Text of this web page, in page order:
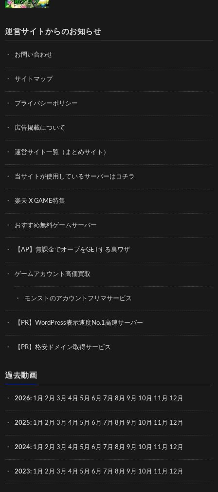
運営サイトからのお知らせ
お問い合わせ
サイトマップ
プライバシーポリシー
広告掲載について
運営サイト一覧（まとめサイト）
当サイトが使用しているサーバーはコチラ
楽天 X GAME特集
おすすめ無料ゲームサーバー
【AP】無課金でオーブをGETする裏ワザ
ゲームアカウント高価買取
モンストのアカウントフリマサービス
【PR】WordPress表示速度No.1高速サーバー
【PR】格安ドメイン取得サービス
過去動画
2026: 1月 2月 3月 4月 5月 6月 7月 8月 9月 10月 11月 12月
2025: 1月 2月 3月 4月 5月 6月 7月 8月 9月 10月 11月 12月
2024: 1月 2月 3月 4月 5月 6月 7月 8月 9月 10月 11月 12月
2023: 1月 2月 3月 4月 5月 6月 7月 8月 9月 10月 11月 12月